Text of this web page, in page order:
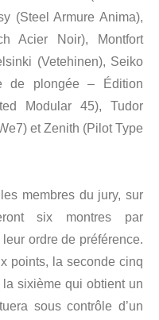
(Steel Armure Anima),
Acier Noir), Montfort
(Vetehinen), Seiko
de plongée – Édition
Modular 45), Tudor
et Zenith (Pilot Type
membres du jury, sur
six montres par
ordre de préférence.
points, la seconde cinq
sixième qui obtient un
sous contrôle d’un